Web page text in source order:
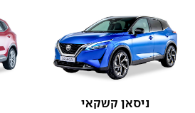
ניסאן קשקאי